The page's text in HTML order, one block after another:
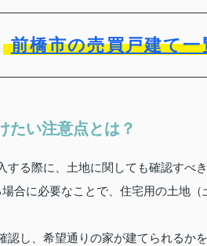
前橋市の売買戸建て
たい注意点とは？
する際に、土地に関しても確認すべ
合に必要なことで、住宅用の土地
認し、希望通りの家が建てられるか